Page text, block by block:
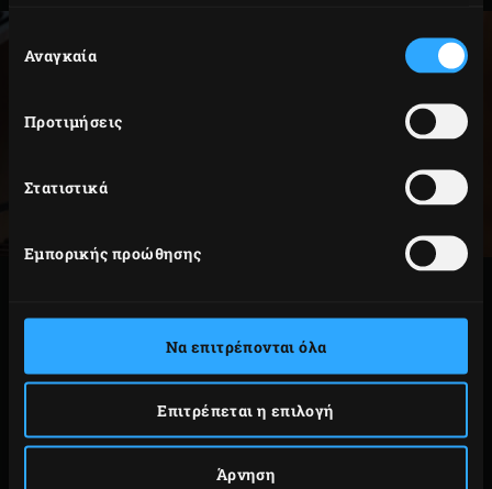
συγκατάθεσης
Αναγκαία
Προτιμήσεις
Στατιστικά
Εμπορικής προώθησης
Να επιτρέπονται όλα
Επιτρέπεται η επιλογή
Άρνηση